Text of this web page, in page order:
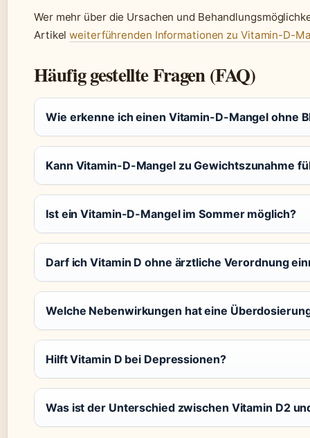
Wer mehr über die Ursachen und
Artikelweiterführenden Informationen zu Vitamin-D-
Häufig gestellte Fragen (FAQ)
Wie erkenne ich einen Vitamin-D-Mangel ohne
Kann Vitamin-D-Mangel zu Gewichtszunahme
Ist ein Vitamin-D-Mangel im Sommer möglich?
Darf ich Vitamin D ohne ärztliche Verordnung
Welche Nebenwirkungen hat eine
Hilft Vitamin D bei Depressionen?
Was ist der Unterschied zwischen Vitamin D2